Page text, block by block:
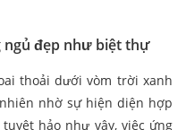
ngủ đẹp như biệt thự
thoải dưới vòm trời xanh
nhờ sự hiện diện hợp
hảo như vậy, việc ứng